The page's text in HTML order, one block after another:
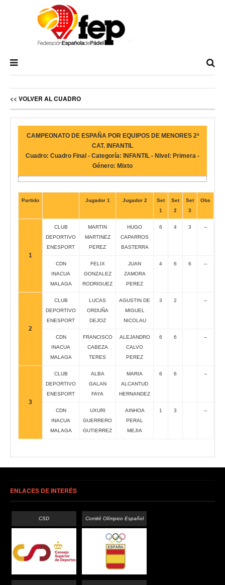
<< VOLVER AL CUADRO
CAMPEONATO DE ESPAÑA POR EQUIPOS DE MENORES 2ª
CAT. INFANTIL
Cuadro: Cuadro Final - Categoría: INFANTIL - NIvel: Primera -
Género: Mixto
Partido Jugador 1 Jugador 2
Set
1
Set
2
Set
3
Obs
1
CLUB
DEPORTIVO
ENESPORT
MARTIN
MARTINEZ
PEREZ
HUGO
CAPARROS
BASTERRA
6 4 3 --
CDN
INACUA
MALAGA
FELIX
GONZALEZ
RODRIGUEZ
JUAN
ZAMORA
PEREZ
4 6 6 --
2
CLUB
DEPORTIVO
ENESPORT
LUCAS
ORDUÑA
DEJOZ
AGUSTIN DE
MIGUEL
NICOLAU
3 2 --
CDN
INACUA
MALAGA
FRANCISCO
CABEZA
TERES
ALEJANDRO
CALVO
PEREZ
6 6 --
3
CLUB
DEPORTIVO
ENESPORT
ALBA
GALAN
FAYA
MARIA
ALCANTUD
HERNANDEZ
6 6 --
CDN
INACUA
MALAGA
UXURI
GUERRERO
GUTIERREZ
AINHOA
PERAL
MEJIA
1 3 --
ENLACES DE INTERÉS
CSD Comité Olímpico Español